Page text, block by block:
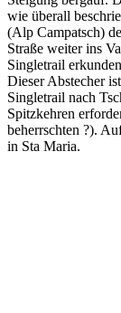
wie überall
(Alp Campatsch)
Straße weiter ins
Singletrail
Dieser Abstecher
Singletrail nach
Spitzkehren
beherrschten ?).
in Sta Maria.